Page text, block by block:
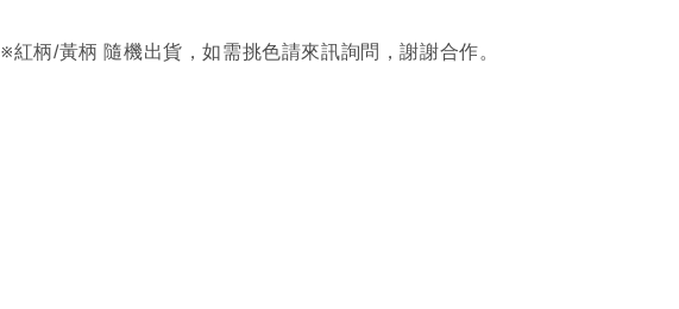
※紅柄/黃柄 隨機出貨，如需挑色請來訊詢問，謝謝合作。